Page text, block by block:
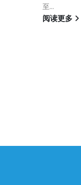
至...
阅读更多